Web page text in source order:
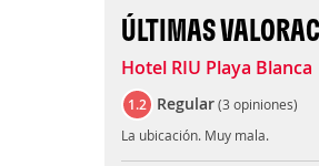
ÚLTIMAS
Hotel RIU Playa Blanca
1.2 Regular(3 opiniones)
La ubicación. Muy mala.